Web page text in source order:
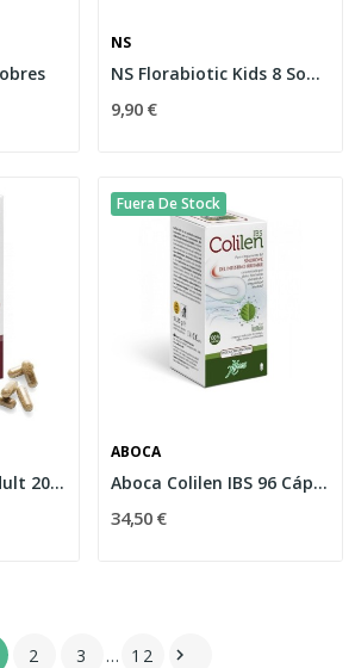
NS
NS Florabiotic Kids 8 Sobres
9,90 €
Aboca LenoDiar Adult 20 Cápsulas
Fuera De Stock
ABOCA
Aboca Colilen IBS 96 Cápsulas
34,50 €
2 3 … 12 